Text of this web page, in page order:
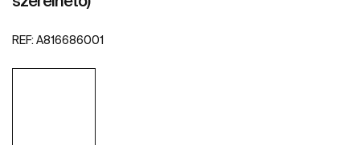
REF: A816686001